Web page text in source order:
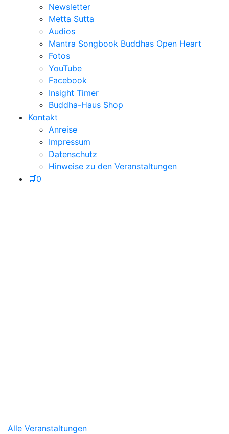
Newsletter
Metta Sutta
Audios
Mantra Songbook Buddhas Open Heart
Fotos
YouTube
Facebook
Insight Timer
Buddha-Haus Shop
Kontakt
Anreise
Impressum
Datenschutz
Hinweise zu den Veranstaltungen
🛒0
Alle Veranstaltungen